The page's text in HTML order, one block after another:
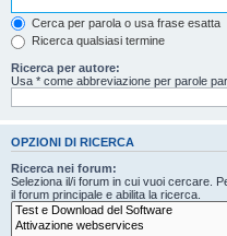
Cerca per parola o usa frase esatta
Ricerca qualsiasi termine
Ricerca per autore:
Usa * come abbreviazione per parole
OPZIONI DI RICERCA
Ricerca nei forum:
Seleziona il/i forum in cui vuoi cercare.
il forum principale e abilita la ricerca.